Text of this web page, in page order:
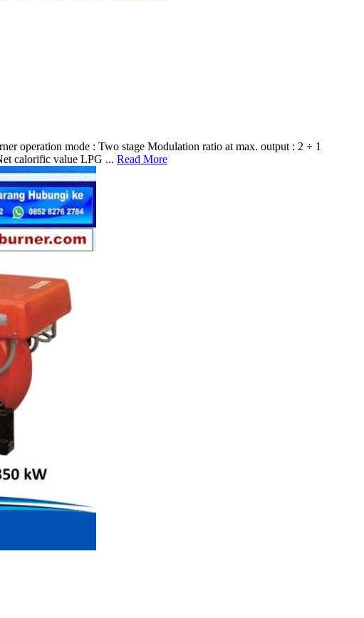
operation mode : Two stage Modulation ratio at max. output : 2 ÷ 1
calorific value LPG ... Read More